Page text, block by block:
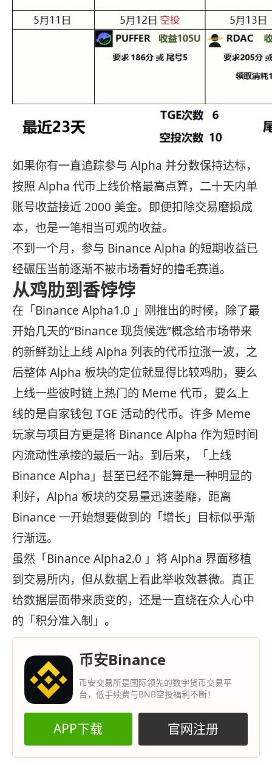
如果你有一直追踪参与 Alpha 并分数保持达标，
按照 Alpha 代币上线价格最高点算，二十天内单
账号收益接近 2000 美金。即便扣除交易磨损成
本，也是一笔相当可观的收益。
不到一个月，参与 Binance Alpha 的短期收益已
经碾压当前逐渐不被市场看好的撸毛赛道。
从鸡肋到香饽饽
在「Binance Alpha1.0 」刚推出的时候，除了最
开始几天的“Binance 现货候选”概念给市场带来
的新鲜劲让上线 Alpha 列表的代币拉涨一波，之
后整体 Alpha 板块的定位就显得比较鸡肋，要么
上线一些彼时链上热门的 Meme 代币，要么上
线的是自家钱包 TGE 活动的代币。许多 Meme
玩家与项目方更是将 Binance Alpha 作为短时间
内流动性承接的最后一站。到后来，「上线
Binance Alpha」甚至已经不能算是一种明显的
利好，Alpha 板块的交易量迅速萎靡，距离
Binance 一开始想要做到的「增长」目标似乎渐
行渐远。
虽然「Binance Alpha2.0 」将 Alpha 界面移植
到交易所内，但从数据上看此举收效甚微。真正
给数据层面带来质变的，还是一直绕在众人心中
的「积分准入制」。
币安Binance
币安交易所是国际领先的数字货币交易平
台，低手续费与BNB空投福利不断！
APP下载 官网注册